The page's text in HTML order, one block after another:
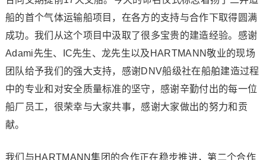
船的首个气体运输船项目，在各方的支持与合作下取得圆满
成功。我们从这个项目中汲取了很多宝贵的建造经验。感谢
Adami先生、IC先生、龙先生以及HARTMANN敬业的现场
团队给予我们的强大支持，感谢DNV船级社在船舶建造过程
中的专业和对安全质量标准的坚守，感谢辛勤付出的每一位
船厂员工，很荣幸与大家共事，感谢大家做出的努力和贡
献。
我们与HARTMANN集团的合作正在稳步推进，第二个合作